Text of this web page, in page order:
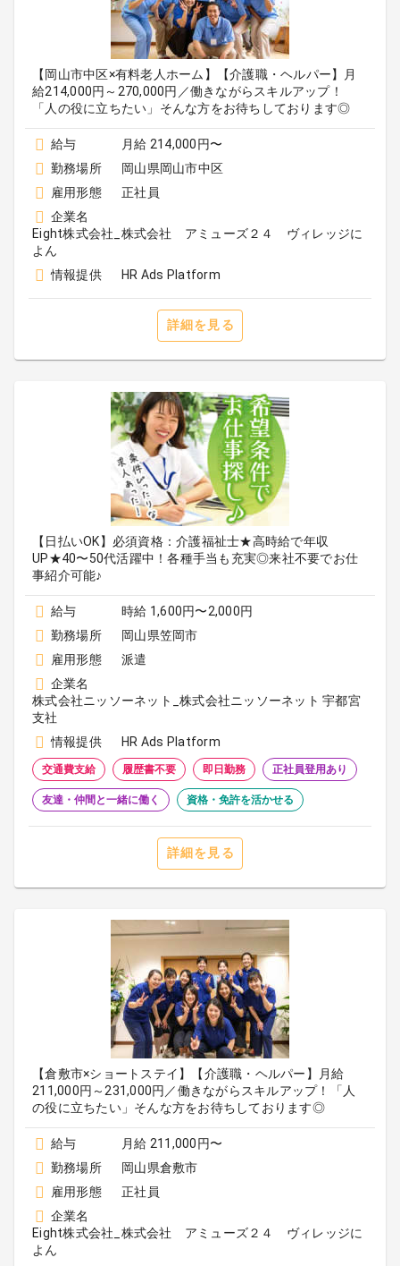
【岡山市中区×有料老人ホーム】【介護職・ヘルパー】月
給214,000円～270,000円／働きながらスキルアップ！
「人の役に立ちたい」そんな方をお待ちしております◎
給与
月給 214,000円〜
勤務場所
岡山県岡山市中区
雇用形態
正社員
企業名
Eight株式会社_株式会社 アミューズ２４ ヴィレッジに
よん
情報提供
HR Ads Platform
詳細を見る
【日払いOK】必須資格：介護福祉士★高時給で年収
UP★40〜50代活躍中！各種手当も充実◎来社不要でお仕
事紹介可能♪
給与
時給 1,600円〜2,000円
勤務場所
岡山県笠岡市
雇用形態
派遣
企業名
株式会社ニッソーネット_株式会社ニッソーネット 宇都宮
支社
情報提供
HR Ads Platform
交通費支給 履歴書不要 即日勤務 正社員登用あり
友達・仲間と一緒に働く 資格・免許を活かせる
詳細を見る
【倉敷市×ショートステイ】【介護職・ヘルパー】月給
211,000円～231,000円／働きながらスキルアップ！「人
の役に立ちたい」そんな方をお待ちしております◎
給与
月給 211,000円〜
勤務場所
岡山県倉敷市
雇用形態
正社員
企業名
Eight株式会社_株式会社 アミューズ２４ ヴィレッジに
よん